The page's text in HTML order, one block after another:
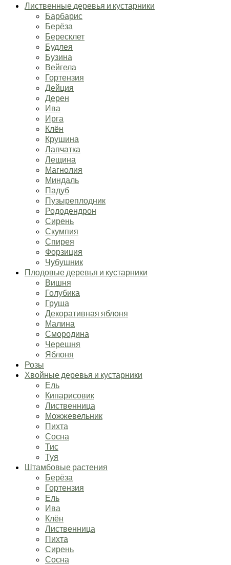
Лиственные деревья и кустарники
Барбарис
Берёза
Бересклет
Будлея
Бузина
Вейгела
Гортензия
Дейция
Дерен
Ива
Ирга
Клён
Крушина
Лапчатка
Лещина
Магнолия
Миндаль
Падуб
Пузыреплодник
Рододендрон
Сирень
Скумпия
Спирея
Форзиция
Чубушник
Плодовые деревья и кустарники
Вишня
Голубика
Груша
Декоративная яблоня
Малина
Смородина
Черешня
Яблоня
Розы
Хвойные деревья и кустарники
Ель
Кипарисовик
Лиственница
Можжевельник
Пихта
Сосна
Тис
Туя
Штамбовые растения
Берёза
Гортензия
Ель
Ива
Клён
Лиственница
Пихта
Сирень
Сосна